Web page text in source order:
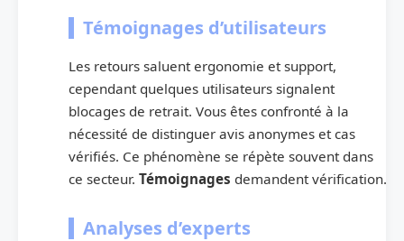
Témoignages d’utilisateurs
Les retours saluent ergonomie et support,
cependant quelques utilisateurs signalent
blocages de retrait. Vous êtes confronté à la
nécessité de distinguer avis anonymes et cas
vérifiés. Ce phénomène se répète souvent dans
ce secteur. Témoignages demandent vérification.
Analyses d’experts